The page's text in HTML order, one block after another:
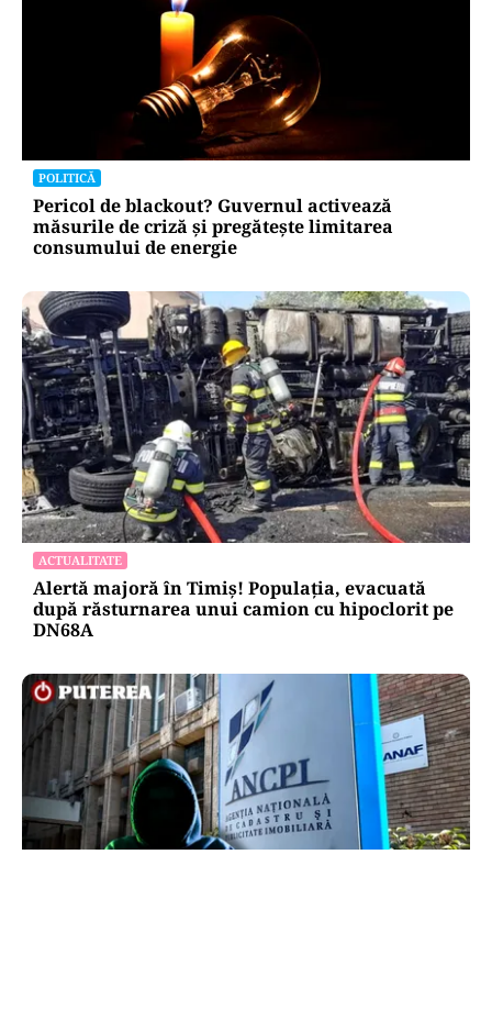
POLITICĂ
Pericol de blackout? Guvernul activează
măsurile de criză și pregătește limitarea
consumului de energie
ACTUALITATE
Alertă majoră în Timiș! Populația, evacuată
după răsturnarea unui camion cu hipoclorit pe
DN68A